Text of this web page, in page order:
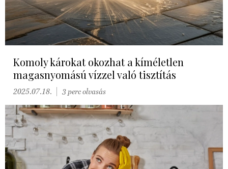
Komoly károkat okozhat a kíméletlen
magasnyomású vízzel való tisztítás
2025.07.18. 3 perc olvasás